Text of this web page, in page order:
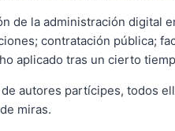
de la administración
contratación pública;
aplicado tras un cierto
autores partícipes, todos
miras.